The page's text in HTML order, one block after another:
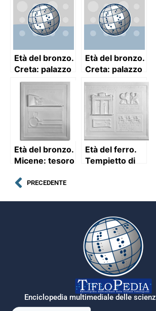
micenea ed
ellenica
micenea ed
ellenica
Età del bronzo.
Creta: palazzo
di Cnosso,
pianta e
particolare (2
Età del bronzo.
Creta: palazzo
di Cnosso.
Età del bronzo.
Micene: tesoro
Atreo
Età del ferro.
Tempietto di
PRECEDENTE
Enciclopedia multimediale delle